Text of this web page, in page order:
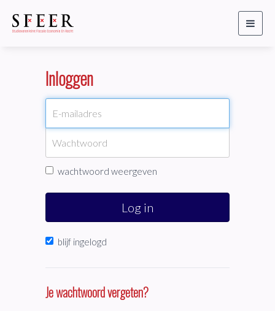
Toggle
Inloggen
wachtwoord weergeven
Log in
blijf ingelogd
Je wachtwoord vergeten?